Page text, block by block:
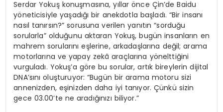
Serdar Yokuş konuşmasına, yıllar önce Çin’de Baidu
yöneticisiyle yaşadığı bir anekdotla başladı. “Bir insanı
nasıl tanırsın?” sorusuna verilen yanıtın “sorduğu
sorularla” olduğunu aktaran Yokuş, bugün insanların en
mahrem sorularını eşlerine, arkadaşlarına değil; arama
motorlarına ve yapay zekâ araçlarına yönelttiğini
vurguladı. Yokuş’a göre bu sorular, artık bireylerin dijital
DNA’sını oluşturuyor: “Bugün bir arama motoru sizi
annenizden, eşinizden daha iyi tanıyor. Çünkü sizin
gece 03.00’te ne aradığınızı biliyor.”